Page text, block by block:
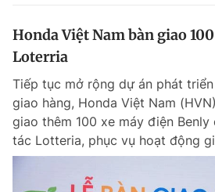
Honda Việt Nam bàn giao
Loterria
Tiếp tục mở rộng dự án phát
giao hàng, Honda Việt Nam
giao thêm 100 xe máy điện
tác Lotteria, phục vụ hoạt động